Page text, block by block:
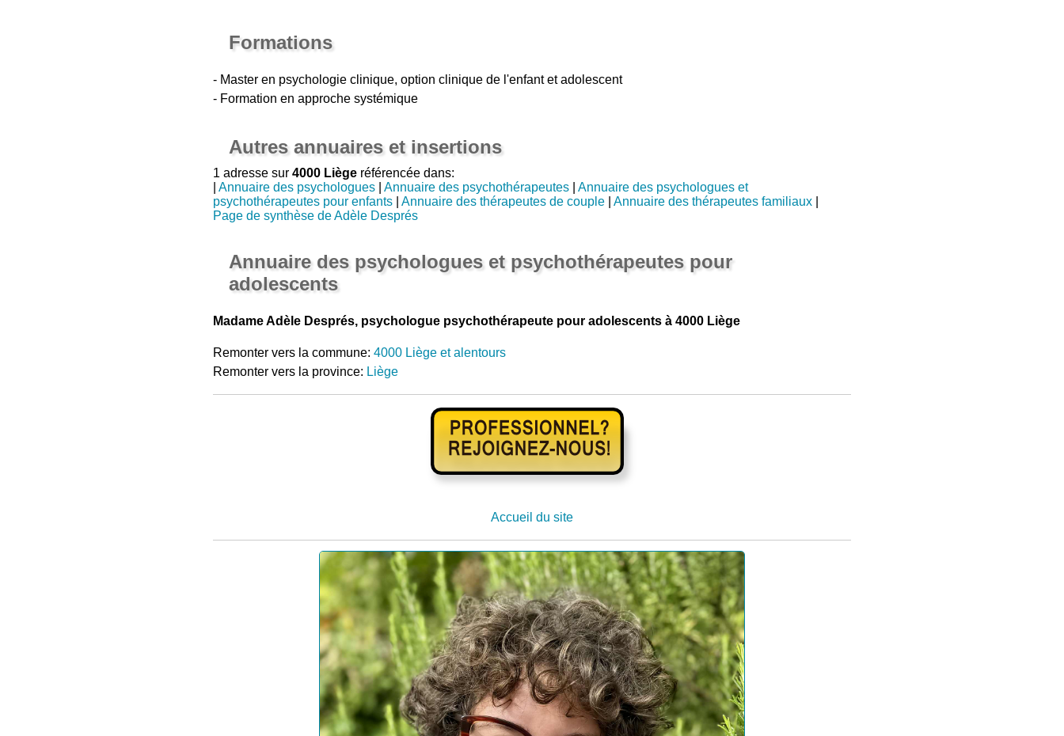
Formations
- Master en psychologie clinique, option clinique de l'enfant et adolescent
- Formation en approche systémique
Autres annuaires et insertions
1 adresse sur 4000 Liègeréférencée dans:
Annuaire des psychologues| Annuaire des psychothérapeutes| Annuaire des psychologues et
psychothérapeutes pour enfants| Annuaire des thérapeutes de couple| Annuaire des thérapeutes familiaux|
Page de synthèse de Adèle Després
Annuaire des psychologues et psychothérapeutes pour
adolescents
Madame Adèle Després, psychologue psychothérapeute pour adolescents à 4000 Liège
Remonter vers la commune: 4000 Liège et alentours
Remonter vers la province: Liège
Accueil du site